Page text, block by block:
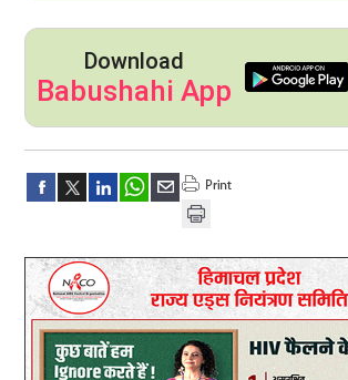
Download
Babushahi App